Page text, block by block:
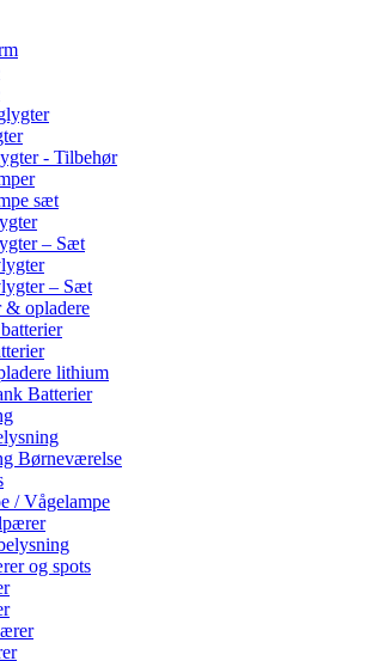
- Tilbehør
sæt
– Sæt
– Sæt
& opladere
lithium
Batterier
Børneværelse
/ Vågelampe
og spots